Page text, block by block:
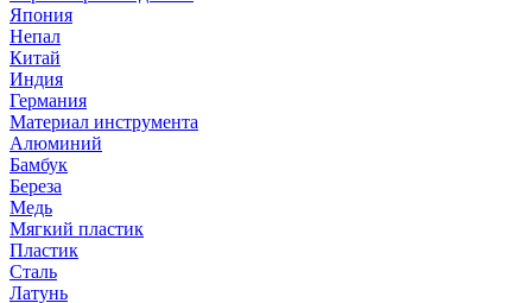
Япония
Непал
Китай
Индия
Германия
Материал инструмента
Алюминий
Бамбук
Береза
Медь
Мягкий пластик
Пластик
Сталь
Латунь